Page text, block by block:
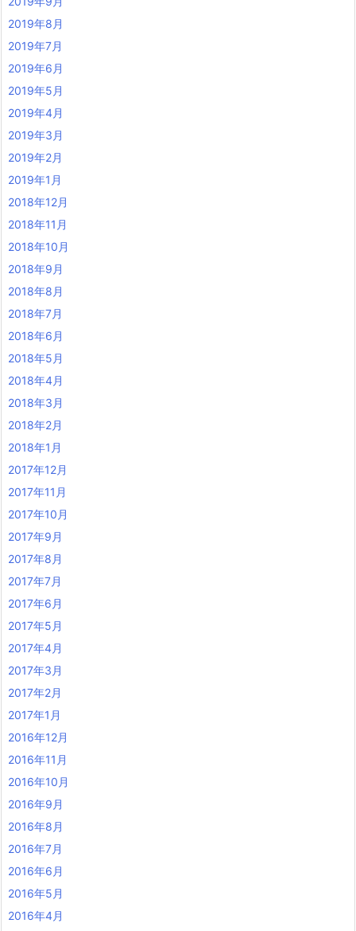
2019年8月
2019年7月
2019年6月
2019年5月
2019年4月
2019年3月
2019年2月
2019年1月
2018年12月
2018年11月
2018年10月
2018年9月
2018年8月
2018年7月
2018年6月
2018年5月
2018年4月
2018年3月
2018年2月
2018年1月
2017年12月
2017年11月
2017年10月
2017年9月
2017年8月
2017年7月
2017年6月
2017年5月
2017年4月
2017年3月
2017年2月
2017年1月
2016年12月
2016年11月
2016年10月
2016年9月
2016年8月
2016年7月
2016年6月
2016年5月
2016年4月